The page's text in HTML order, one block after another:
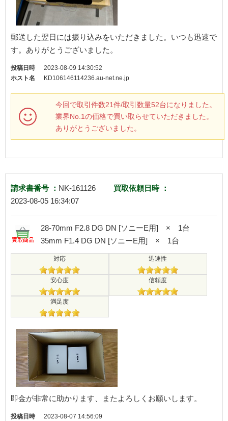
郵送した翌日には振り込みをいただきました。いつも迅速で
す。ありがとうございました。
投稿日時
2023-08-09 14:30:52
ホスト名
KD106146114236.au-net.ne.jp
今回で取引件数21件/取引数量52台になりました。
業界No.1の価格で買い取らせていただきました。
ありがとうございました。
請求書番号 ： NK-161126
買取依頼日時 ：
2023-08-05 16:34:07
28-70mm F2.8 DG DN [ソニーE用] × 1台
35mm F1.4 DG DN [ソニーE用] × 1台
対応 迅速性
安心度 信頼度
満足度
即金が非常に助かります、またよろしくお願いします。
投稿日時 2023-08-07 14:56:09